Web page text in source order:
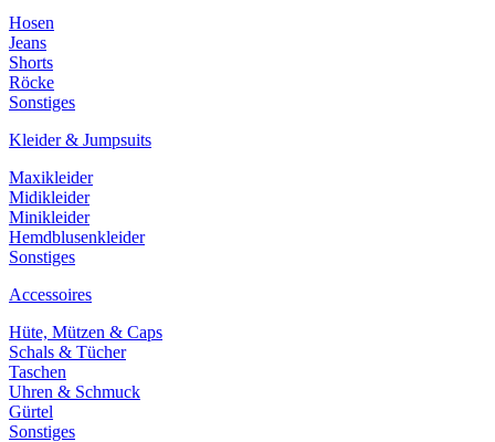
Hosen
Jeans
Shorts
Röcke
Sonstiges
Kleider & Jumpsuits
Maxikleider
Midikleider
Minikleider
Hemdblusenkleider
Sonstiges
Accessoires
Hüte, Mützen & Caps
Schals & Tücher
Taschen
Uhren & Schmuck
Gürtel
Sonstiges